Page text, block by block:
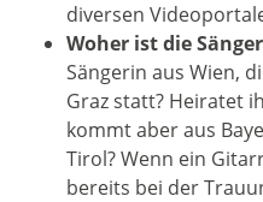
diversen
Woher ist die
Sängerin aus Wien,
Graz statt? Heiratet
kommt aber aus
Tirol? Wenn ein
bereits bei der